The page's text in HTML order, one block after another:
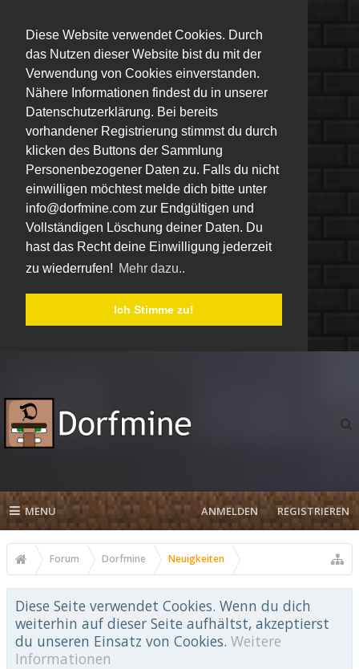
Diese Website verwendet Cookies. Durch
das Nutzen dieser Website bist du mit der
Verwendung von Cookies einverstanden.
Nähere Informationen findest du in unserer
Datenschutzerklärung. Bei bereits
vorhandener Registrierung stimmst du durch
klicken des Buttons der Sammlung
Personenbezogener Daten zu. Falls du nicht
einwilligen möchtest melde dich bitte unter
info@dorfmine.com zur Endgültigen und
Vollständigen Löschung deiner Daten. Du
hast das Recht deine Einwilligung jederzeit
zu wiederrufen! Mehr dazu..
Ich Stimme zu!
MENU ANMELDEN REGISTRIEREN
Forum Dorfmine Neuigkeiten
Diese Seite verwendet Cookies. Wenn du dich
weiterhin auf dieser Seite aufhältst, akzeptierst
du unseren Einsatz von Cookies. Weitere
Informationen